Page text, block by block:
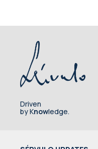
Driven
by Knowledge.